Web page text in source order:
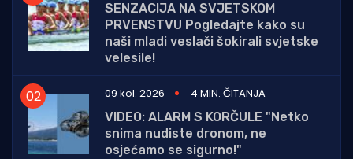
SENZACIJA NA SVJETSKOM
PRVENSTVU Pogledajte kako su
naši mladi veslači šokirali svjetske
velesile!
09 kol. 2026
4 MIN. ČITANJA
VIDEO: ALARM S KORČULE "Netko
snima nudiste dronom, ne
osjećamo se sigurno!"